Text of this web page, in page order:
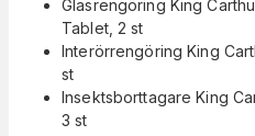
Glasrengöring King
Tablet, 2 st
Interörrengöring King
st
Insektsborttagare King
3 st